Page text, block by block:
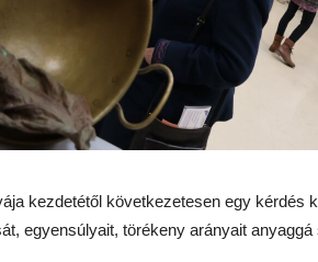
kezdetétől következetesen egy kérdés
egyensúlyait, törékeny arányait anyaggá